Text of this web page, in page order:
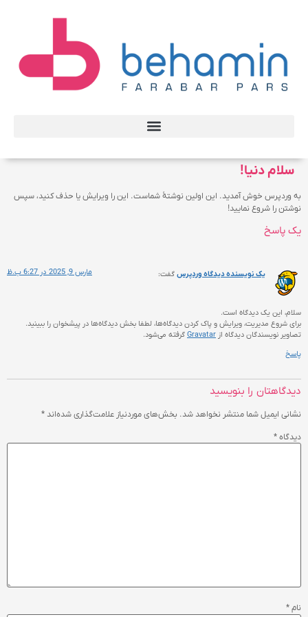
سلام دنیا!
به وردپرس خوش آمدید. این اولین نوشتهٔ شماست. این را ویرایش یا حذف کنید، سپس
نوشتن را شروع نمایید!
یک پاسخ
یک نویسنده دیدگاه وردپرس گفت: مارس 9, 2025 در 6:27 ب.ظ
سلام، این یک دیدگاه است.
برای شروع مدیریت، ویرایش و پاک کردن دیدگاه‌ها، لطفا بخش دیدگاه‌ها در پیشخوان را ببینید.
تصاویر نویسندگان دیدگاه از Gravatar گرفته می‌شود.
پاسخ
دیدگاهتان را بنویسید
نشانی ایمیل شما منتشر نخواهد شد. بخش‌های موردنیاز علامت‌گذاری شده‌اند *
دیدگاه*
نام*